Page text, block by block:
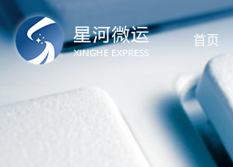
首页